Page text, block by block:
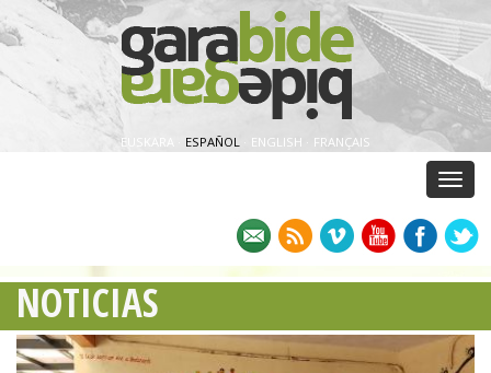
EUSKARA ESPAÑOL · ENGLISH · FRANÇAIS
NOTICIAS